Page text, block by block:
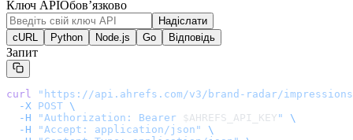
Ключ APIОбов’язково
Надіслати
cURL
Python Node.js Go Відповідь
Запит
curl " https://api.ahrefs.com/v3/brand-radar/
  -X
POST \
  -H
"Authorization: Bearer $AHREFS_API_KEY "
\
  -H
"Accept: application/json"
\